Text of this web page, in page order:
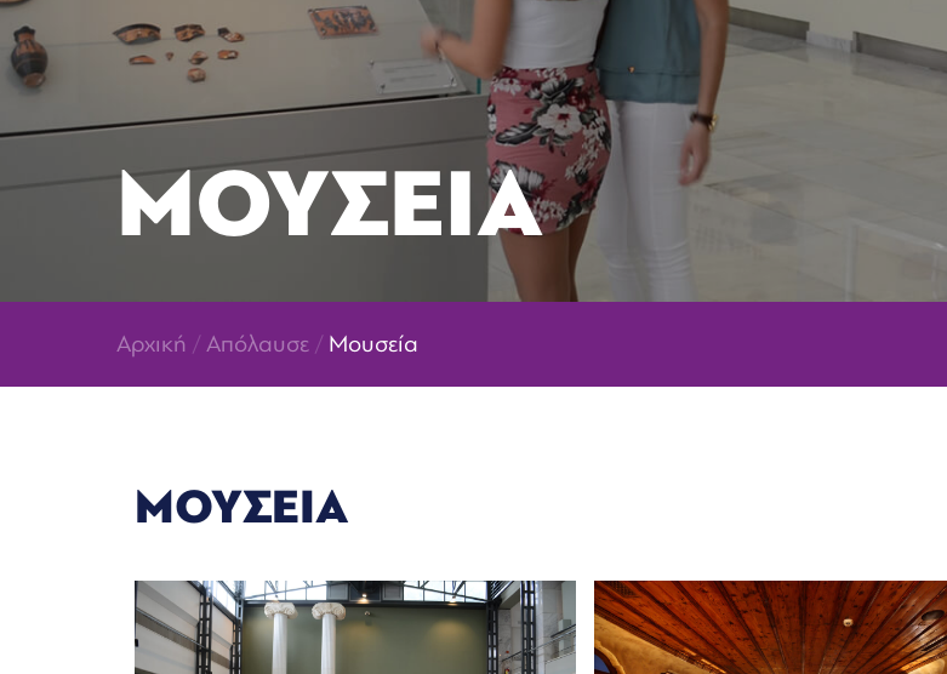
ΜΟΥΣΕΙΑ
Αρχική / Απόλαυσε / Μουσεία
ΜΟΥΣΕΙΑ